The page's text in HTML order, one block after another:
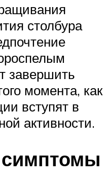
столбура
завершить
момента, как
вступят в
активности.